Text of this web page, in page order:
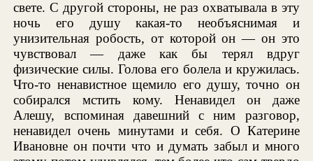
свете. С другой стороны, не раз охватывала в эту
ночь его душу какая-то необъяснимая и
унизительная робость, от которой он — он это
чувствовал — даже как бы терял вдруг
физические силы. Голова его болела и кружилась.
Что-то ненавистное щемило его душу, точно он
собирался мстить кому. Ненавидел он даже
Алешу, вспоминая давешний с ним разговор,
ненавидел очень минутами и себя. О Катерине
Ивановне он почти что и думать забыл и много